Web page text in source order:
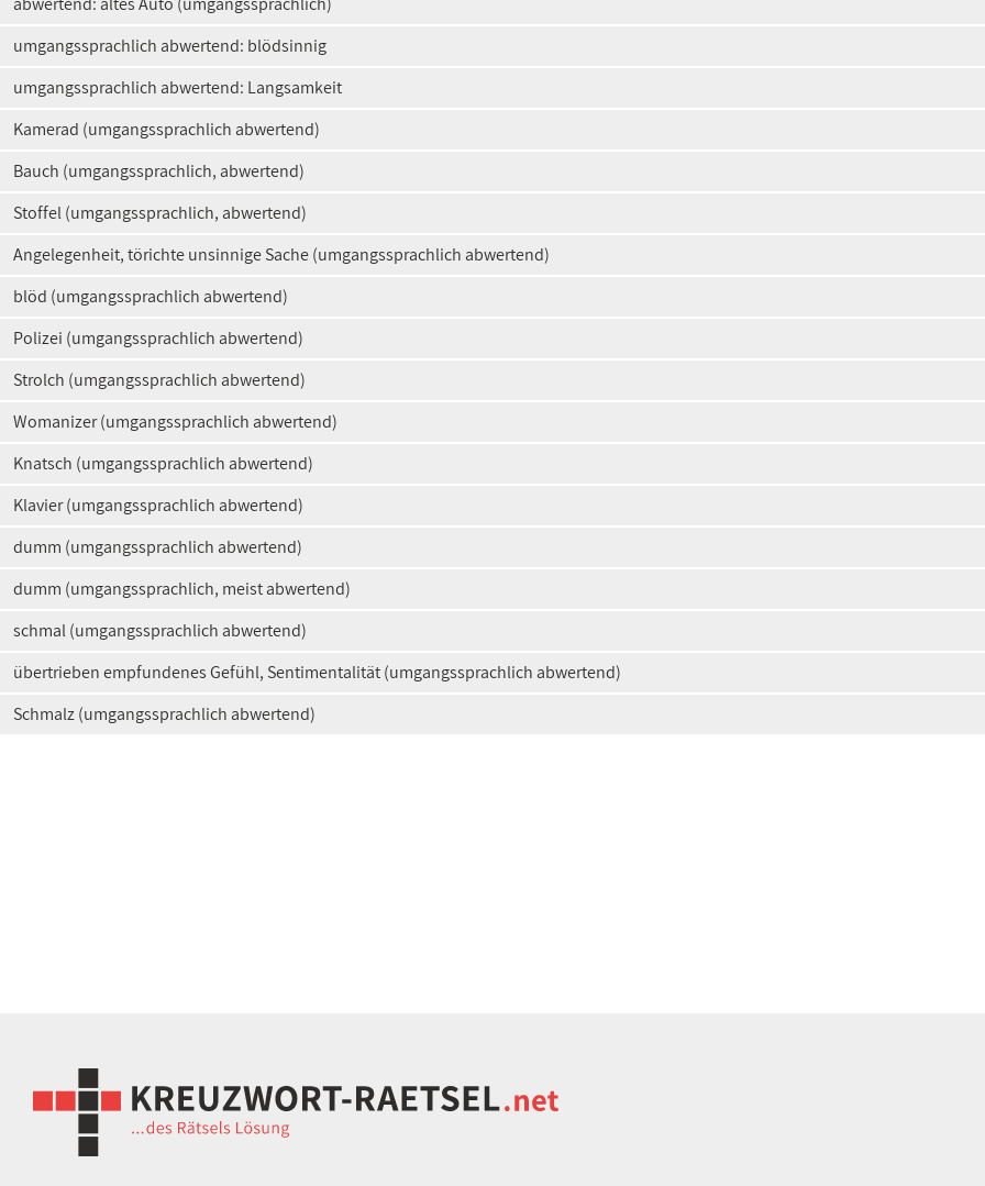
umgangssprachlich abwertend: blödsinnig
umgangssprachlich abwertend: Langsamkeit
Kamerad (umgangssprachlich abwertend)
Bauch (umgangssprachlich, abwertend)
Stoffel (umgangssprachlich, abwertend)
Angelegenheit, törichte unsinnige Sache (umgangssprachlich abwertend)
blöd (umgangssprachlich abwertend)
Polizei (umgangssprachlich abwertend)
Strolch (umgangssprachlich abwertend)
Womanizer (umgangssprachlich abwertend)
Knatsch (umgangssprachlich abwertend)
Klavier (umgangssprachlich abwertend)
dumm (umgangssprachlich abwertend)
dumm (umgangssprachlich, meist abwertend)
schmal (umgangssprachlich abwertend)
übertrieben empfundenes Gefühl, Sentimentalität (umgangssprachlich abwertend)
Schmalz (umgangssprachlich abwertend)